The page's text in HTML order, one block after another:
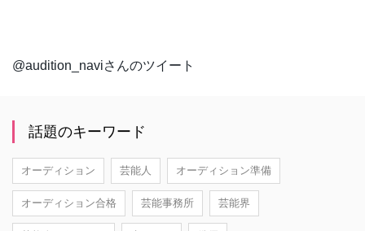
@audition_naviさんのツイート
話題のキーワード
オーディション 芸能人 オーディション準備
オーディション合格 芸能事務所 芸能界